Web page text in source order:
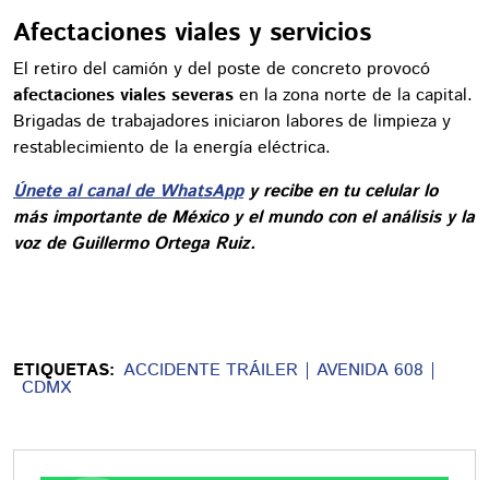
Afectaciones viales y servicios
El retiro del camión y del poste de concreto provocó
afectaciones viales severas en la zona norte de la capital.
Brigadas de trabajadores iniciaron labores de limpieza y
restablecimiento de la energía eléctrica.
Únete al canal de WhatsAppy recibe en tu celular lo
más importante de México y el mundo con el análisis y la
voz de Guillermo Ortega Ruiz.
ETIQUETAS: ACCIDENTE TRÁILER AVENIDA 608
CDMX